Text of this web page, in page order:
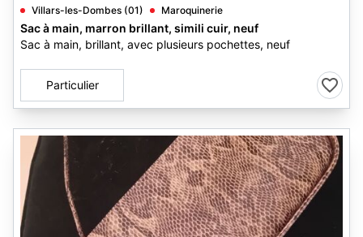
Villars-les-Dombes (01) Maroquinerie
Sac à main, marron brillant, simili cuir, neuf
Sac à main, brillant, avec plusieurs pochettes, neuf
Particulier